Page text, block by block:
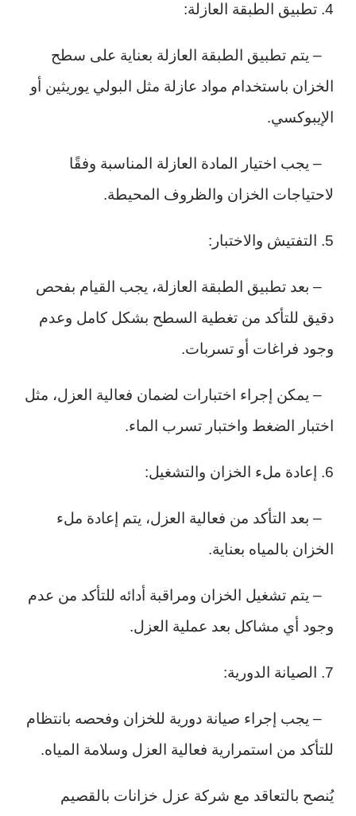
4. تطبيق الطبقة العازلة:
– يتم تطبيق الطبقة العازلة بعناية على سطح
الخزان باستخدام مواد عازلة مثل البولي يوريثين أو
الإيبوكسي.
– يجب اختيار المادة العازلة المناسبة وفقًا
لاحتياجات الخزان والظروف المحيطة.
5. التفتيش والاختبار:
– بعد تطبيق الطبقة العازلة، يجب القيام بفحص
دقيق للتأكد من تغطية السطح بشكل كامل وعدم
وجود فراغات أو تسربات.
– يمكن إجراء اختبارات لضمان فعالية العزل، مثل
اختبار الضغط واختبار تسرب الماء.
6. إعادة ملء الخزان والتشغيل:
– بعد التأكد من فعالية العزل، يتم إعادة ملء
الخزان بالمياه بعناية.
– يتم تشغيل الخزان ومراقبة أدائه للتأكد من عدم
وجود أي مشاكل بعد عملية العزل.
7. الصيانة الدورية:
– يجب إجراء صيانة دورية للخزان وفحصه بانتظام
للتأكد من استمرارية فعالية العزل وسلامة المياه.
يُنصح بالتعاقد مع شركة عزل خزانات بالقصيم